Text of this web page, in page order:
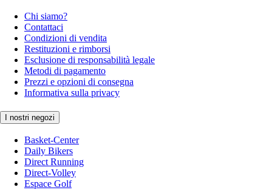
Chi siamo?
Contattaci
Condizioni di vendita
Restituzioni e rimborsi
Esclusione di responsabilità legale
Metodi di pagamento
Prezzi e opzioni di consegna
Informativa sulla privacy
I nostri negozi
Basket-Center
Daily Bikers
Direct Running
Direct-Volley
Espace Golf